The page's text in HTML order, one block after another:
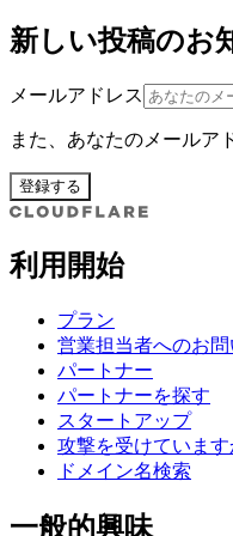
新しい投稿のお
メールアドレス
また、あなたのメールア
登録する
利用開始
プラン
営業担当者へのお
パートナー
パートナーを探す
スタートアップ
攻撃を受けています
ドメイン名検索
一般的興味